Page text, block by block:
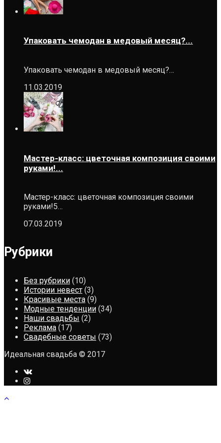
Упаковать чемодан в медовый месяц?...
Упаковать чемодан в медовый месяц?…
11.03.2019
Мастер-класс: цветочная композиция своими
руками!...
Мастер-класс: цветочная композиция своими
руками!5…
07.03.2019
Рубрики
Без рубрики (10)
Истории невест (3)
Красивые места (9)
Модные тенденции (34)
Наши свадьбы (2)
Реклама (17)
Свадебные советы (73)
Идеальная свадьба © 2017